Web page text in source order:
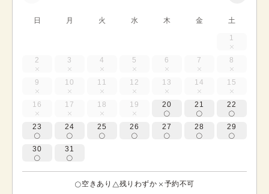
日 月 火 水 木 金 土
1
2 3 4 5 6 7 8
9 10 11 12 13 14 15
16 17 18 19 20 21 22
23 24 25 26 27 28 29
30 31
空きあり 残りわずか 予約不可